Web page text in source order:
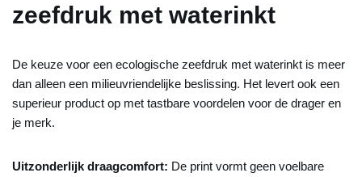
zeefdruk met waterinkt
De keuze voor een ecologische zeefdruk met waterinkt is meer
dan alleen een milieuvriendelijke beslissing. Het levert ook een
superieur product op met tastbare voordelen voor de drager en
je merk.
Uitzonderlijk draagcomfort: De print vormt geen voelbare